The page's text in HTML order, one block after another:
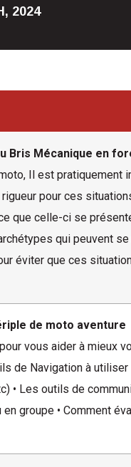
2024
Bris Mécanique en
Il est
pour ces
que celle-ci se
qui peuvent
éviter que ces
de moto aventure
vous aider à mieux
Navigation à utiliser
• Les outils de
groupe • Comment